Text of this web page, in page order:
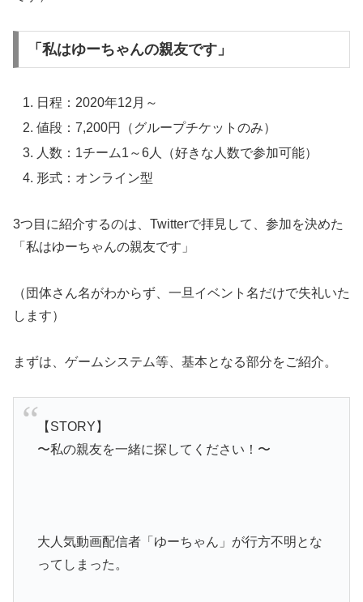
「私はゆーちゃんの親友です」
日程：2020年12月～
値段：7,200円（グループチケットのみ）
人数：1チーム1～6人（好きな人数で参加可能）
形式：オンライン型
3つ目に紹介するのは、Twitterで拝見して、参加を決めた
「私はゆーちゃんの親友です」
（団体さん名がわからず、一旦イベント名だけで失礼いた
します）
まずは、ゲームシステム等、基本となる部分をご紹介。
【STORY】
〜私の親友を一緒に探してください！〜
大人気動画配信者「ゆーちゃん」が行方不明とな
ってしまった。